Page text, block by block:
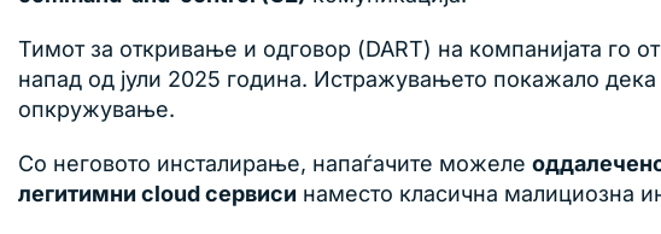
Тимот за откривање и одговор (DART) на компанијата го
напад од јули 2025 година. Истражувањето покажало
опкружување.
Со неговото инсталирање, напаѓачите можеле
легитимни cloud сервиси наместо класична малициозна